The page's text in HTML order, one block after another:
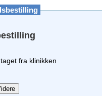
fra klinikken